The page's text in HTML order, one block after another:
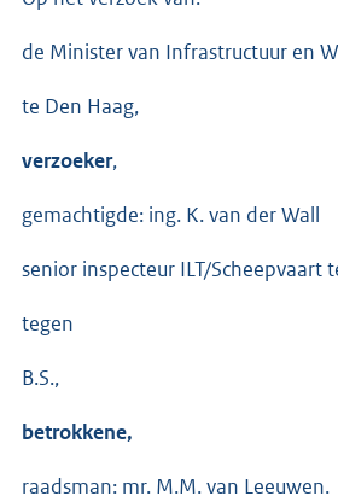
de Minister van Infrastructuur en
te Den Haag,
verzoeker,
gemachtigde: ing. K. van der Wall
senior inspecteur ILT/Scheepvaart
tegen
B.S.,
betrokkene,
raadsman: mr. M.M. van Leeuwen.